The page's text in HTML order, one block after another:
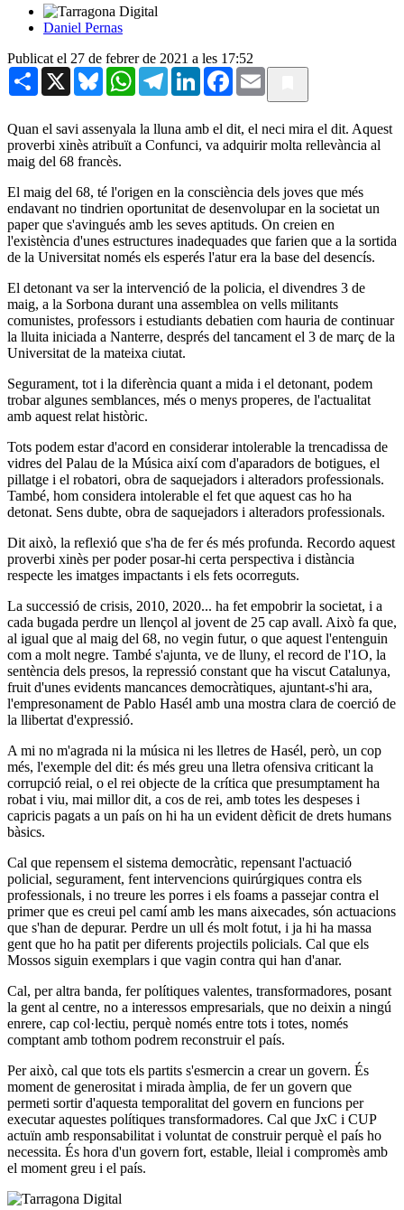
Daniel Pernas
Publicat el 27 de febrer de 2021 a les 17:52
Share X BlueskyWhatsAppTelegramLinkedInFacebook
Email
Quan el savi assenyala la lluna amb el dit, el neci mira el dit. Aquest
proverbi xinès atribuït a Confunci, va adquirir molta rellevància al
maig del 68 francès.
El maig del 68, té l'origen en la consciència dels joves que més
endavant no tindrien oportunitat de desenvolupar en la societat un
paper que s'avingués amb les seves aptituds. On creien en
l'existència d'unes estructures inadequades que farien que a la sortida
de la Universitat només els esperés l'atur era la base del desencís.
El detonant va ser la intervenció de la policia, el divendres 3 de
maig, a la Sorbona durant una assemblea on vells militants
comunistes, professors i estudiants debatien com hauria de continuar
la lluita iniciada a Nanterre, després del tancament el 3 de març de la
Universitat de la mateixa ciutat.
Segurament, tot i la diferència quant a mida i el detonant, podem
trobar algunes semblances, més o menys properes, de l'actualitat
amb aquest relat històric.
Tots podem estar d'acord en considerar intolerable la trencadissa de
vidres del Palau de la Música així com d'aparadors de botigues, el
pillatge i el robatori, obra de saquejadors i alteradors professionals.
També, hom considera intolerable el fet que aquest cas ho ha
detonat. Sens dubte, obra de saquejadors i alteradors professionals.
Dit això, la reflexió que s'ha de fer és més profunda. Recordo aquest
proverbi xinès per poder posar-hi certa perspectiva i distància
respecte les imatges impactants i els fets ocorreguts.
La successió de crisis, 2010, 2020... ha fet empobrir la societat, i a
cada bugada perdre un llençol al jovent de 25 cap avall. Això fa que,
al igual que al maig del 68, no vegin futur, o que aquest l'entenguin
com a molt negre. També s'ajunta, ve de lluny, el record de l'1O, la
sentència dels presos, la repressió constant que ha viscut Catalunya,
fruit d'unes evidents mancances democràtiques, ajuntant-s'hi ara,
l'empresonament de Pablo Hasél amb una mostra clara de coerció de
la llibertat d'expressió.
A mi no m'agrada ni la música ni les lletres de Hasél, però, un cop
més, l'exemple del dit: és més greu una lletra ofensiva criticant la
corrupció reial, o el rei objecte de la crítica que presumptament ha
robat i viu, mai millor dit, a cos de rei, amb totes les despeses i
capricis pagats a un país on hi ha un evident dèficit de drets humans
bàsics.
Cal que repensem el sistema democràtic, repensant l'actuació
policial, segurament, fent intervencions quirúrgiques contra els
professionals, i no treure les porres i els foams a passejar contra el
primer que es creui pel camí amb les mans aixecades, són actuacions
que s'han de depurar. Perdre un ull és molt fotut, i ja hi ha massa
gent que ho ha patit per diferents projectils policials. Cal que els
Mossos siguin exemplars i que vagin contra qui han d'anar.
Cal, per altra banda, fer polítiques valentes, transformadores, posant
la gent al centre, no a interessos empresarials, que no deixin a ningú
enrere, cap col·lectiu, perquè només entre tots i totes, només
comptant amb tothom podrem reconstruir el país.
Per això, cal que tots els partits s'esmercin a crear un govern. És
moment de generositat i mirada àmplia, de fer un govern que
permeti sortir d'aquesta temporalitat del govern en funcions per
executar aquestes polítiques transformadores. Cal que JxC i CUP
actuïn amb responsabilitat i voluntat de construir perquè el país ho
necessita. És hora d'un govern fort, estable, lleial i compromès amb
el moment greu i el país.